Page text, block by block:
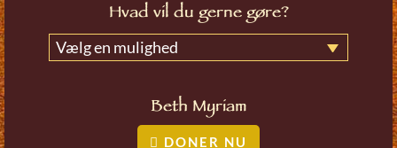
Hvad vil du gerne gøre?
Vælg en mulighed
Beth Myriam
DONER NU